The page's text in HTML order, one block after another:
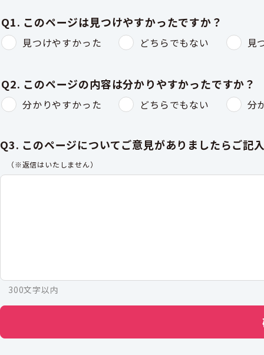
Q1. このページは見つけやすかったですか？
見つけやすかった どちらでもない 見
Q2. このページの内容は分かりやすかったですか？
分かりやすかった どちらでもない 分
Q3. このページについてご意見がありましたらご記
（※返信はいたしません）
300文字以内